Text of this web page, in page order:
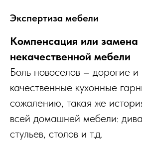
Экспертиза мебели
Компенсация или замена
некачественной мебели
Боль новоселов – дорогие и
качественные кухонные
сожалению, такая же
всей домашней мебели:
стульев, столов и т.д.